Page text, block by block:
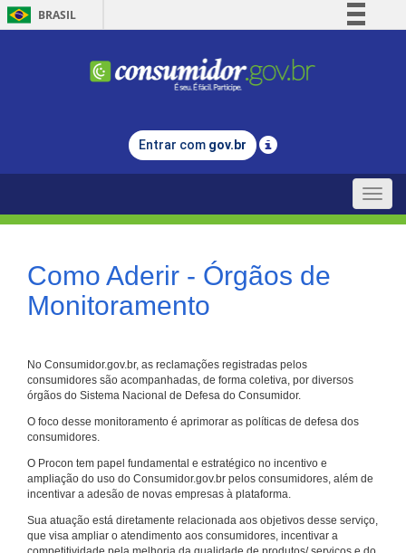
BRASIL
Comunica BR
Legislação
Entrar com gov.br
Toggle
Como Aderir - Órgãos de
Monitoramento
No Consumidor.gov.br, as reclamações registradas pelos
consumidores são acompanhadas, de forma coletiva, por diversos
órgãos do Sistema Nacional de Defesa do Consumidor.
O foco desse monitoramento é aprimorar as políticas de defesa dos
consumidores.
O Procon tem papel fundamental e estratégico no incentivo e
ampliação do uso do Consumidor.gov.br pelos consumidores, além de
incentivar a adesão de novas empresas à plataforma.
Sua atuação está diretamente relacionada aos objetivos desse serviço,
que visa ampliar o atendimento aos consumidores, incentivar a